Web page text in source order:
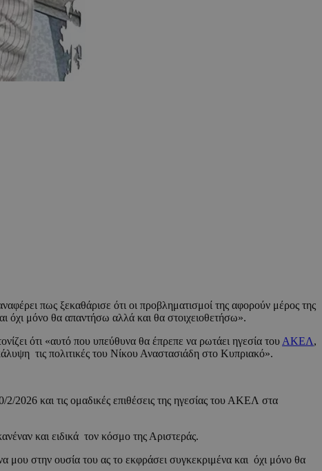
πως ξεκαθάρισε ότι οι προβληματισμοί της αφορούν μέρος της
όχι μόνο θα απαντήσω αλλά και θα στοιχειοθετήσω».
ότι «αυτό που υπεύθυνα θα έπρεπε να ρωτάει ηγεσία του ΑΚΕΛ,
τις πολιτικές του Νίκου Αναστασιάδη στο Κυπριακό».
και τις ομαδικές επιθέσεις της ηγεσίας του ΑΚΕΛ στα
και ειδικά τον κόσμο της Αριστεράς.
μου στην ουσία του ας το εκφράσει συγκεκριμένα και όχι μόνο θα